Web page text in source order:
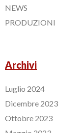
NEWS
PRODUZIONI
Archivi
Luglio 2024
Dicembre 2023
Ottobre 2023